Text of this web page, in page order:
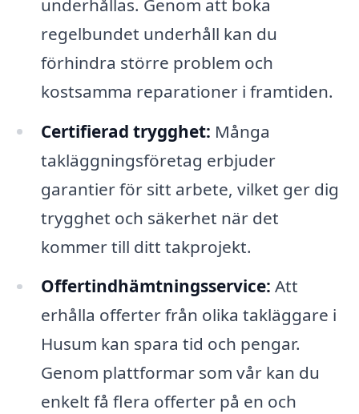
underhållas. Genom att boka
regelbundet underhåll kan du
förhindra större problem och
kostsamma reparationer i framtiden.
Certifierad trygghet: Många
takläggningsföretag erbjuder
garantier för sitt arbete, vilket ger dig
trygghet och säkerhet när det
kommer till ditt takprojekt.
Offertindhämtningsservice: Att
erhålla offerter från olika takläggare i
Husum kan spara tid och pengar.
Genom plattformar som vår kan du
enkelt få flera offerter på en och